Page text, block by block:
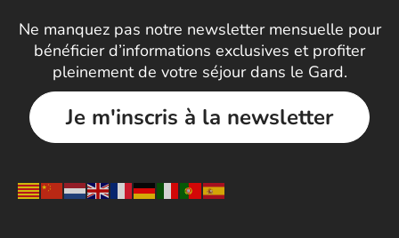
Ne manquez pas notre newsletter mensuelle pour
bénéficier d’informations exclusives et profiter
pleinement de votre séjour dans le Gard.
Je m'inscris à la newsletter